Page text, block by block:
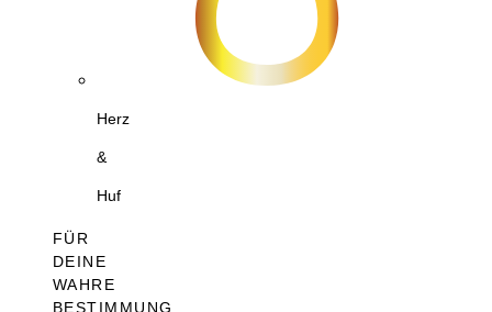
Herz
&
Huf
FÜR
DEINE
WAHRE
BESTIMMUNG